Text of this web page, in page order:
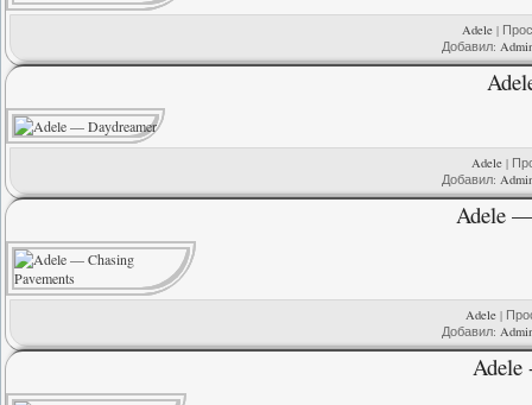
Adele |
Добавил:
Adele|
Добавил:
Adele —
Adele|
Добавил:
Adele